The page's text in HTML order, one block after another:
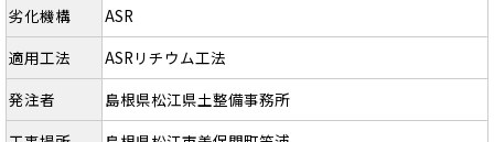
劣化機構
ASR
適用工法
ASRリチウム工法
発注者
島根県松江県土整備事務所